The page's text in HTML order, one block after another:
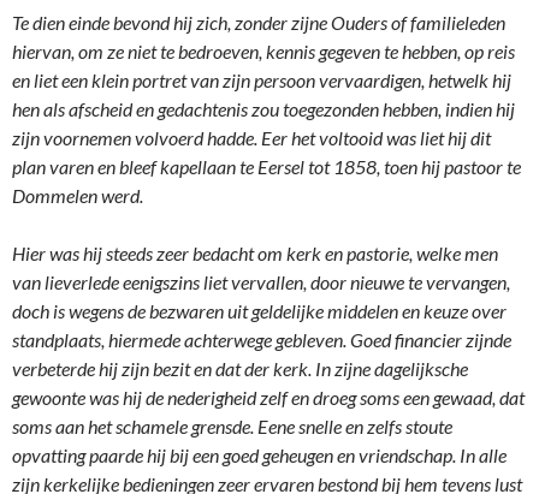
Te dien einde bevond hij zich, zonder zijne Ouders of familieleden
hiervan, om ze niet te bedroeven, kennis gegeven te hebben, op reis
en liet een klein portret van zijn persoon vervaardigen, hetwelk hij
hen als afscheid en gedachtenis zou toegezonden hebben, indien hij
zijn voornemen volvoerd hadde. Eer het voltooid was liet hij dit
plan varen en bleef kapellaan te Eersel tot 1858, toen hij pastoor te
Dommelen werd.
Hier was hij steeds zeer bedacht om kerk en pastorie, welke men
van lieverlede eenigszins liet vervallen, door nieuwe te vervangen,
doch is wegens de bezwaren uit geldelijke middelen en keuze over
standplaats, hiermede achterwege gebleven. Goed financier zijnde
verbeterde hij zijn bezit en dat der kerk. In zijne dagelijksche
gewoonte was hij de nederigheid zelf en droeg soms een gewaad, dat
soms aan het schamele grensde. Eene snelle en zelfs stoute
opvatting paarde hij bij een goed geheugen en vriendschap. In alle
zijn kerkelijke bedieningen zeer ervaren bestond bij hem tevens lust